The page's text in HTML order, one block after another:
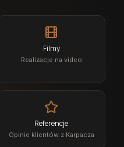
Filmy
Realizacje na video
Referencje
Opinie klientów z Karpacza